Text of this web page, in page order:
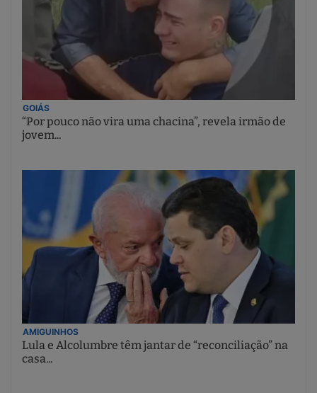
GOIÁS
“Por pouco não vira uma chacina”, revela irmão de
jovem...
AMIGUINHOS
Lula e Alcolumbre têm jantar de “reconciliação” na
casa...